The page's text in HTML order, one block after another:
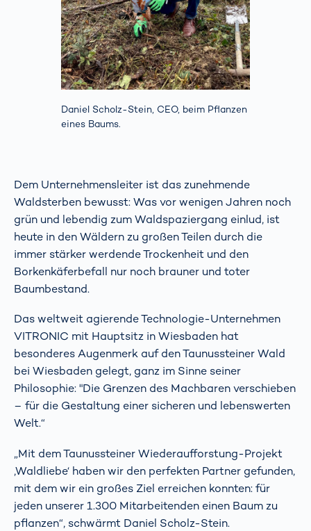
Daniel Scholz-Stein, CEO, beim Pflanzen
eines Baums.
Dem Unternehmensleiter ist das zunehmende
Waldsterben bewusst: Was vor wenigen Jahren noch
grün und lebendig zum Waldspaziergang einlud, ist
heute in den Wäldern zu großen Teilen durch die
immer stärker werdende Trockenheit und den
Borkenkäferbefall nur noch brauner und toter
Baumbestand.
Das weltweit agierende Technologie-Unternehmen
VITRONIC mit Hauptsitz in Wiesbaden hat
besonderes Augenmerk auf den Taunussteiner Wald
bei Wiesbaden gelegt, ganz im Sinne seiner
Philosophie: "Die Grenzen des Machbaren verschieben
– für die Gestaltung einer sicheren und lebenswerten
Welt.“
„Mit dem Taunussteiner Wiederaufforstung-Projekt
‚Waldliebe‘ haben wir den perfekten Partner gefunden,
mit dem wir ein großes Ziel erreichen konnten: für
jeden unserer 1.300 Mitarbeitenden einen Baum zu
pflanzen“, schwärmt Daniel Scholz-Stein.